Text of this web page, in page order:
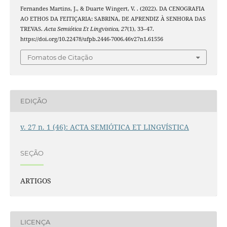
Fernandes Martins, J., & Duarte Wingert, V. . (2022). DA CENOGRAFIA
AO ETHOS DA FEITIÇARIA: SABRINA, DE APRENDIZ À SENHORA DAS
TREVAS.Acta Semiótica Et Lingvistica, 27(1), 33–47.
https://doi.org/10.22478/ufpb.2446-7006.46v27n1.61556
Fomatos de Citação
EDIÇÃO
v. 27 n. 1 (46): ACTA SEMIÓTICA ET LINGVÍSTICA
SEÇÃO
ARTIGOS
LICENÇA